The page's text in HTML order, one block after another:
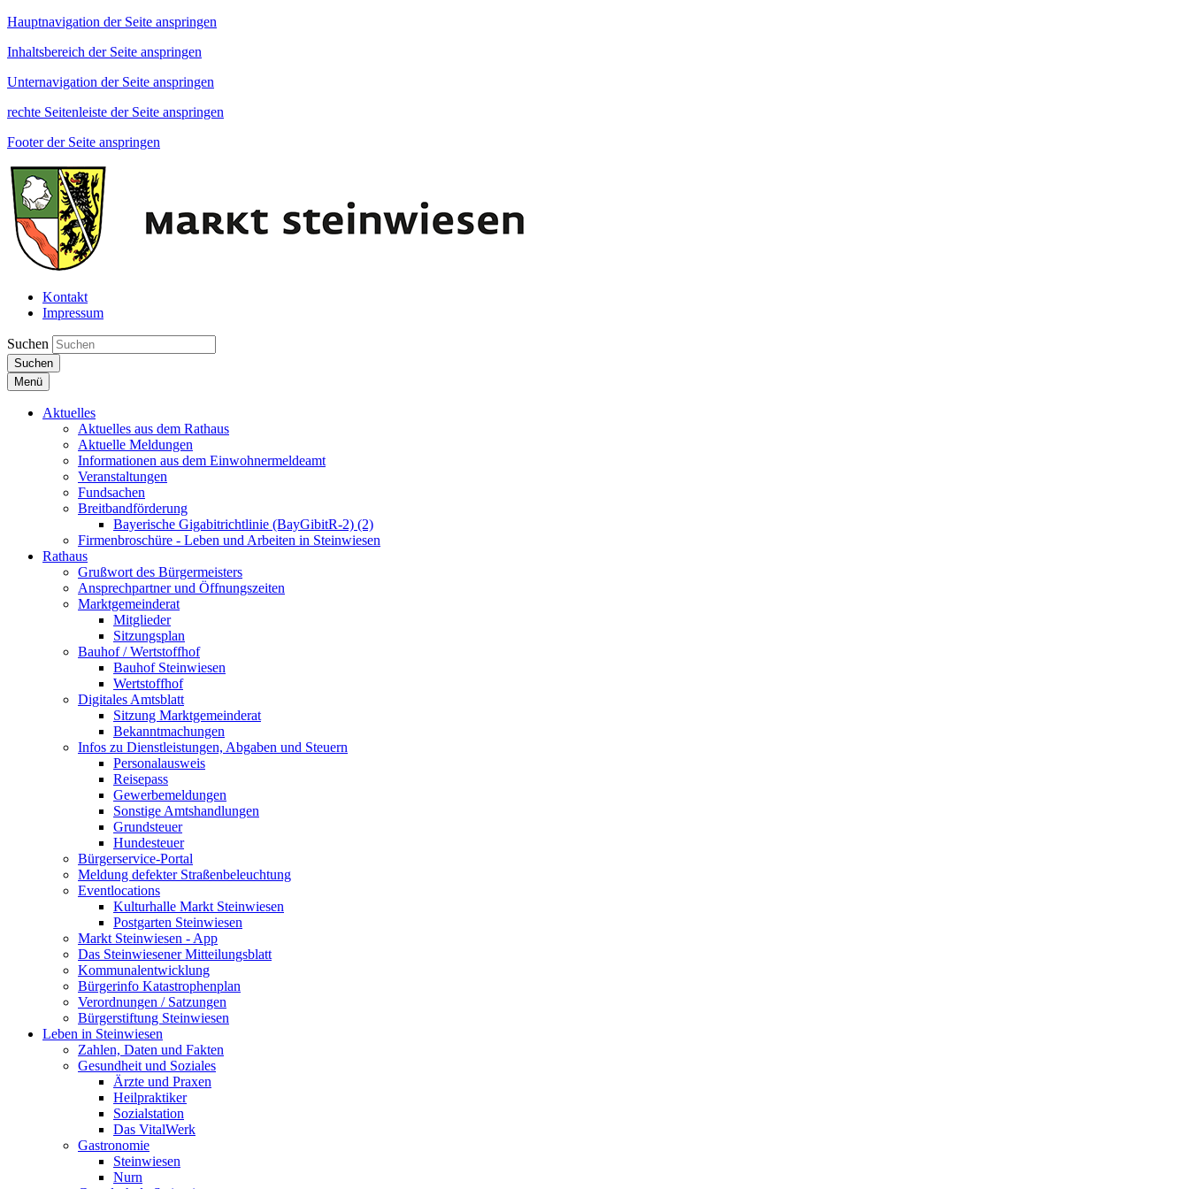
Hauptnavigation der Seite anspringen
Inhaltsbereich der Seite anspringen
Unternavigation der Seite anspringen
rechte Seitenleiste der Seite anspringen
Footer der Seite anspringen
Kontakt
Impressum
Suchen
Suchen
Menü
Aktuelles
Aktuelles aus dem Rathaus
Aktuelle Meldungen
Informationen aus dem Einwohnermeldeamt
Veranstaltungen
Fundsachen
Breitbandförderung
Bayerische Gigabitrichtlinie (BayGibitR-2) (2)
Firmenbroschüre - Leben und Arbeiten in Steinwiesen
Rathaus
Grußwort des Bürgermeisters
Ansprechpartner und Öffnungszeiten
Marktgemeinderat
Mitglieder
Sitzungsplan
Bauhof / Wertstoffhof
Bauhof Steinwiesen
Wertstoffhof
Digitales Amtsblatt
Sitzung Marktgemeinderat
Bekanntmachungen
Infos zu Dienstleistungen, Abgaben und Steuern
Personalausweis
Reisepass
Gewerbemeldungen
Sonstige Amtshandlungen
Grundsteuer
Hundesteuer
Bürgerservice-Portal
Meldung defekter Straßenbeleuchtung
Eventlocations
Kulturhalle Markt Steinwiesen
Postgarten Steinwiesen
Markt Steinwiesen - App
Das Steinwiesener Mitteilungsblatt
Kommunalentwicklung
Bürgerinfo Katastrophenplan
Verordnungen / Satzungen
Bürgerstiftung Steinwiesen
Leben in Steinwiesen
Zahlen, Daten und Fakten
Gesundheit und Soziales
Ärzte und Praxen
Heilpraktiker
Sozialstation
Das VitalWerk
Gastronomie
Steinwiesen
Nurn